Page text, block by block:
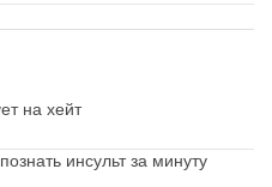
на хейт
инсульт за минуту